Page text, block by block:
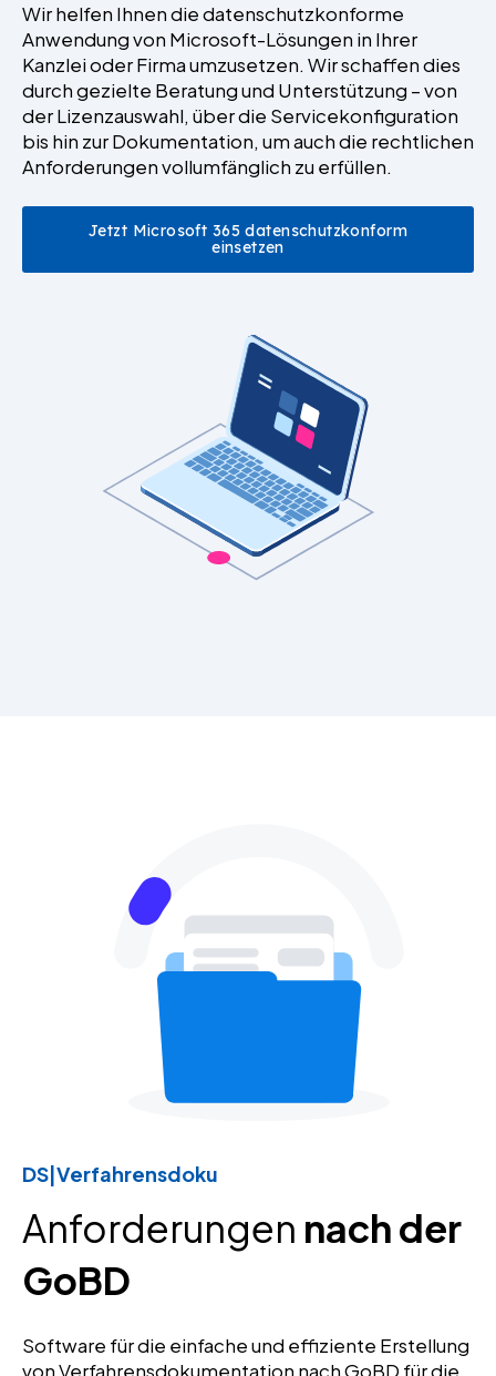
Wir helfen Ihnen die datenschutzkonforme
Anwendung von Microsoft-Lösungen in Ihrer
Kanzlei oder Firma umzusetzen. Wir schaffen dies
durch gezielte Beratung und Unterstützung – von
der Lizenzauswahl, über die Servicekonfiguration
bis hin zur Dokumentation, um auch die rechtlichen
Anforderungen vollumfänglich zu erfüllen.
Jetzt Microsoft 365 datenschutzkonform
einsetzen
DS|Verfahrensdoku
Anforderungen nach der
GoBD
Software für die einfache und effiziente Erstellung
von Verfahrensdokumentation nach GoBD für die